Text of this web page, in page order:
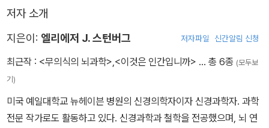
저자 소개
지은이: 엘리에저 J. 스턴버그 저자파일 신간알림 신청
최근작 : <무의식의 뇌과학> <이것은 인간입니까> … 총 6종 (모두보
기)
미국 예일대학교 뉴헤이븐 병원의 신경의학자이자 신경과학자. 과학
전문 작가로도 활동하고 있다. 신경과학과 철학을 전공했으며, 뇌 연